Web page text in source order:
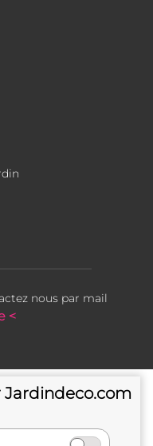
nous par mail
<
Jardindeco.com